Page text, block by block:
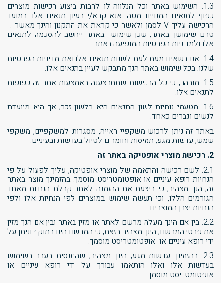
1.3. השימוש באתר וכל הנלווה לו לרבות ביצוע רכישות מוצרים
כפוף לתנאים המנויים מטה. אנא קרא/י בעיון תנאים אלו. במועד
הרכישה עליך V לסמן ולאשר כי קראת את התקנון והינך מאשר .
טרם שימושך באתר, שכן שימושך באתר ייחשב להסכמה לתנאים
אלו ולמדיניות הפרטיות המופיעה באתר.
1.4. אנו רשאים מעת לעת לשנות תנאים אלו ואת מדיניות הפרטיות
שלנו, בכל שימוש באתר הנך מתבקש לעיין בתנאים אלו.
1.5. מובהר, כי כל הרכישות שתתבצענה באמצעות אתר זה כפופות
לתנאים אלו.
1.6. מטעמי נוחיות לשון התנאים היא בלשון זכר, אך היא מיועדת
לנשים וגברים כאחד.
באתר זה ניתן לרכוש משקפיי ראייה, מסגרות למשקפיים, משקפי
שמש, עדשות מגע, תמיסות וחומרים לטיול בעדשות ובעיניים.
2. רכישת מוצרי אופטיקה באתר זה
2.1. לשם רכישה והתאמה של מוצרי אופטיקה, עליך לפעול על פי
הנחיות רופא עיניים או אופטומטריסט מוסמך. בהזמינך מוצר באתר
זה, הנך מצהיר, כי ביצעת את ההזמנה לאחר קבלת הנחיות מאחד
הגורמים הללו, וכי תעשה שימוש במוצרים לפי הנחיות אלו ולפי
הנחיות יצרן המוצרים.
2.2. בין אם הינך מעלה מרשם לאתר או מזין באתר ובין אם הנך מזין
את פרטי המרשם, הינך מצהיר בזאת, כי המרשם הינו בתוקף וניתן על
ידי רופא עיניים או אופטומטריסט מוסמך.
2.3. בהזמינך עדשות מגע, הינך מצהיר, שהתנסית בעבר בשימוש
בעדשות אלו ואלו הותאמו עבורך על ידי רופא עיניים או
אופטומטריסט מוסמך.